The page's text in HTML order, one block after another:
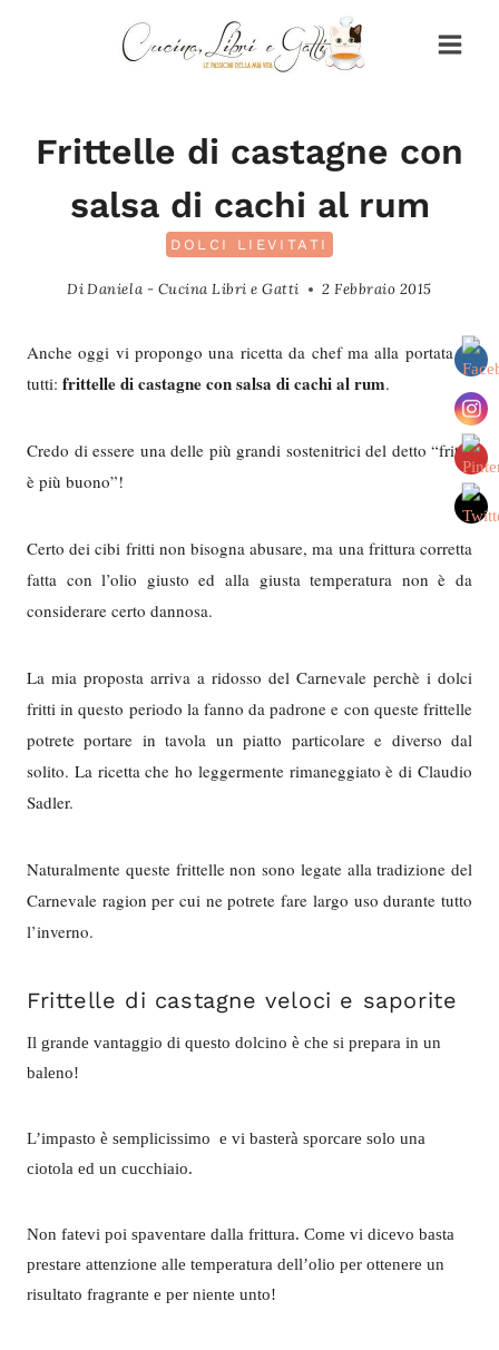
Frittelle di castagne con
salsa di cachi al rum
DOLCI LIEVITATI
Di Daniela - Cucina Libri e Gatti 2 Febbraio 2015
Anche oggi vi propongo una ricetta da chef ma alla portata di
tutti: frittelle di castagne con salsa di cachi al rum.
Credo di essere una delle più grandi sostenitrici del detto “fritto
è più buono”!
Certo dei cibi fritti non bisogna abusare, ma una frittura corretta
fatta con l’olio giusto ed alla giusta temperatura non è da
considerare certo dannosa.
La mia proposta arriva a ridosso del Carnevale perchè i dolci
fritti in questo periodo la fanno da padrone e con queste frittelle
potrete portare in tavola un piatto particolare e diverso dal
solito. La ricetta che ho leggermente rimaneggiato è di Claudio
Sadler.
Naturalmente queste frittelle non sono legate alla tradizione del
Carnevale ragion per cui ne potrete fare largo uso durante tutto
l’inverno.
Frittelle di castagne veloci e saporite
Il grande vantaggio di questo dolcino è che si prepara in un
baleno!
L’impasto è semplicissimo e vi basterà sporcare solo una
ciotola ed un cucchiaio.
Non fatevi poi spaventare dalla frittura. Come vi dicevo basta
prestare attenzione alle temperatura dell’olio per ottenere un
risultato fragrante e per niente unto!